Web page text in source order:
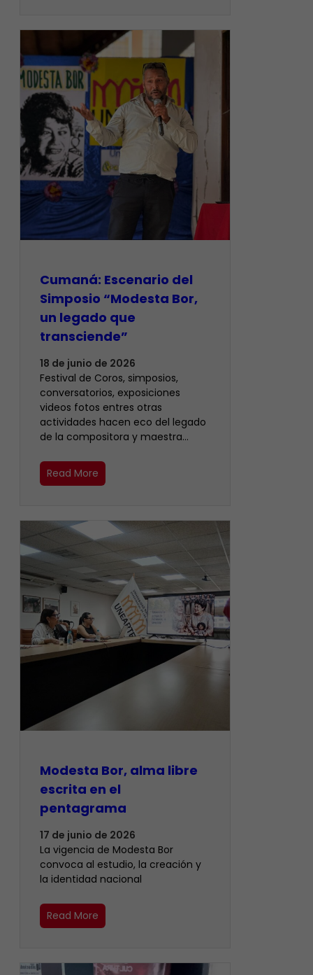
Cumaná: Escenario del
Simposio “Modesta Bor,
un legado que
transciende”
18 de junio de 2026
Festival de Coros, simposios,
conversatorios, exposiciones
videos fotos entres otras
actividades hacen eco del legado
de la compositora y maestra…
Read More
Modesta Bor, alma libre
escrita en el
pentagrama
17 de junio de 2026
La vigencia de Modesta Bor
convoca al estudio, la creación y
la identidad nacional
Read More